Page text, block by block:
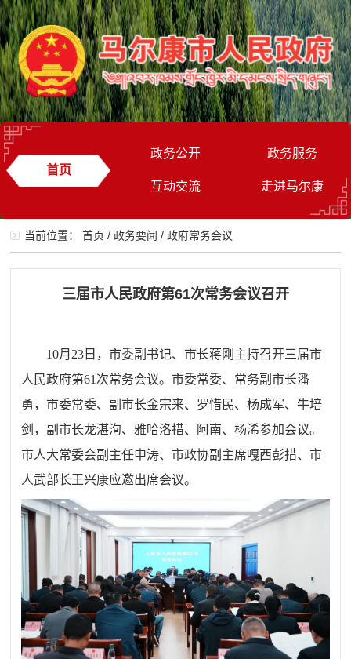
首页
政务公开 政务服务
互动交流 走进马尔康
当前位置：首页 /政务要闻 /政府常务会议
三届市人民政府第61次常务会议召开
10月23日，市委副书记、市长蒋刚主持召开三届市
人民政府第61次常务会议。市委常委、常务副市长潘
勇，市委常委、副市长金宗来、罗惜民、杨成军、牛培
剑，副市长龙湛洵、雅哈洛措、阿南、杨浠参加会议。
市人大常委会副主任申涛、市政协副主席嘎西彭措、市
人武部长王兴康应邀出席会议。